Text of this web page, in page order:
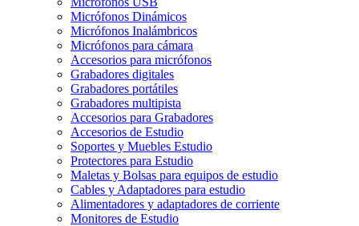
Micrófonos Dinámicos
Micrófonos Inalámbricos
Micrófonos para cámara
Accesorios para micrófonos
Grabadores digitales
Grabadores portátiles
Grabadores multipista
Accesorios para Grabadores
Accesorios de Estudio
Soportes y Muebles Estudio
Protectores para Estudio
Maletas y Bolsas para equipos de estudio
Cables y Adaptadores para estudio
Alimentadores y adaptadores de corriente
Monitores de Estudio